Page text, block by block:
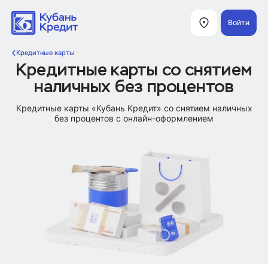
Войти
Кредитные карты со снятием
наличных без процентов
Кредитные карты «Кубань Кредит» со снятием наличных
без процентов с онлайн-оформлением
Кредитные карты